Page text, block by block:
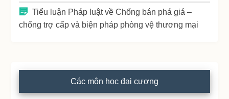
Tiểu luận Pháp luật về Chống bán phá giá –
chống trợ cấp và biện pháp phòng vệ thương mại
Các môn học đại cương